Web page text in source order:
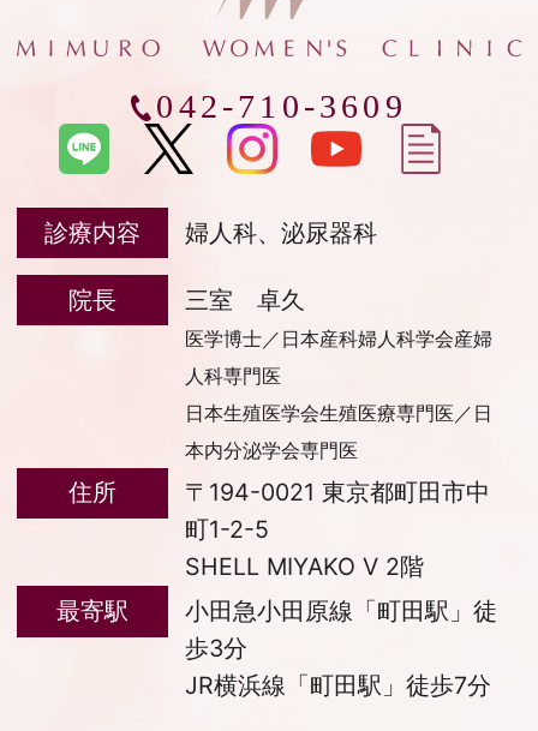
042-710-3609
診療内容 婦人科、泌尿器科
院長 三室 卓久
医学博士／日本産科婦人科学会産婦
人科専門医
日本生殖医学会生殖医療専門医／日
本内分泌学会専門医
住所
〒194-0021 東京都町田市中
町1-2-5
SHELL MIYAKO V 2階
最寄駅
小田急小田原線「町田駅」徒
歩3分
JR横浜線「町田駅」徒歩7分